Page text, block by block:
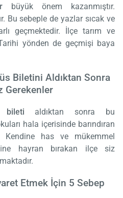
büyük önem kazanmıştır.
Bu sebeple de yazlar sıcak ve
geçmektedir. İlçe tarım ve
yönden de geçmişi baya
Biletini Aldıktan Sonra
Gerekenler
bileti aldıktan sonra bu
hala içerisinde barındıran
Kendine has ve mükemmel
hayran bırakan ilçe siz
Etmek İçin 5 Sebep